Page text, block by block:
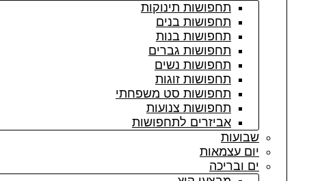
תחפושות תינוקות
תחפושות בנים
תחפושות בנות
תחפושות גברים
תחפושות נשים
תחפושות זוגות
תחפושות סט משפחתי
תחפושות צנועות
אביזרים לתחפושות
שבועות
יום עצמאות
ים ובריכה